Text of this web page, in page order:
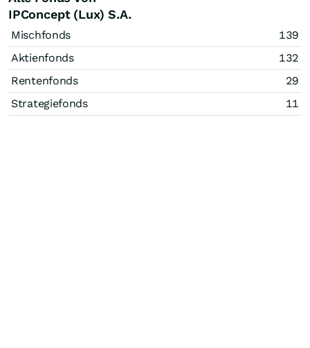
IPConcept (Lux) S.A.
Mischfonds
139
Aktienfonds
132
Rentenfonds
29
Strategiefonds
11